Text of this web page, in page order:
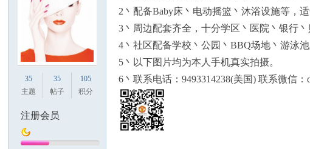
国
35
主题
35
帖子
105
积分
注册会员
2丶配备Baby床丶电动摇篮丶沐浴设施等，
3丶周边配套齐全，十分学区丶医院丶银行
4丶社区配备学校丶公园丶BBQ场地丶游泳
5丶以下图片均为本人手机真实拍摄。
6丶联系电话：9493314238(美国) 联系微信：